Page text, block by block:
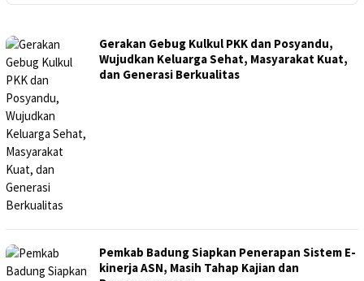
LENTERAESAI.IDGerakan Gebug Kulkul PKK dan Posyandu,
Wujudkan Keluarga Sehat, Masyarakat Kuat,
dan Generasi Berkualitas
Pemkab Badung Siapkan Penerapan Sistem E-
kinerja ASN, Masih Tahap Kajian dan